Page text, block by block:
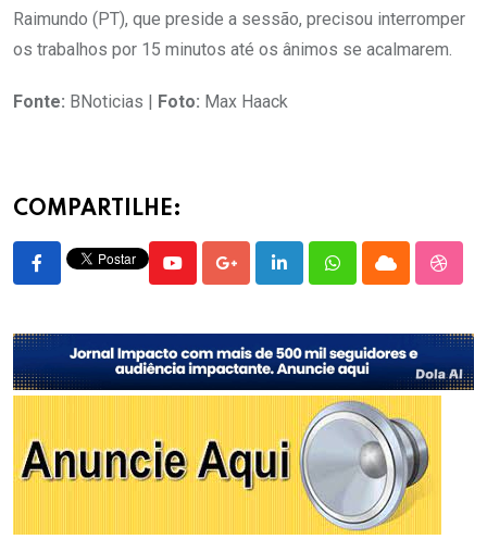
Raimundo (PT), que preside a sessão, precisou interromper
os trabalhos por 15 minutos até os ânimos se acalmarem.
Fonte: BNoticias | Foto: Max Haack
COMPARTILHE:
YoutubeGoogle+LinkedInWhatsappCloud